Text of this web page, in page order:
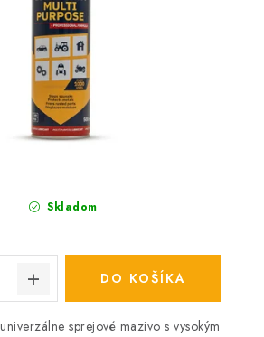
Skladom
DO KOŠÍKA
sprejové mazivo s vysokým